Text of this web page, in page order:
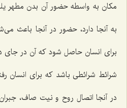
مكان به واسطه حضور آن بدن مطهر
به آنجا دارد، حضور در آنجا
برای انسان حاصل شود كه آن در جای
شرائط شرائطی باشد كه برای انسان
در آنجا اتصال روح و نیت صاف،